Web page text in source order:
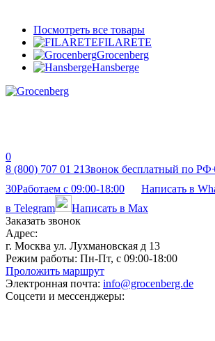
Посмотреть все товары
FILARETE
Grocenberg
Hansberge
0
8 (800) 707 01 21Звонок бесплатный по РФ
30Работаем с 09:00-18:00 Написать в
в Telegram
Написать в Max
Заказать звонок
Адрес:
г. Москва ул. Лухмановская д 13
Режим работы: Пн-Пт, с 09:00-18:00
Проложить маршрут
Электронная почта: info@grocenberg.de
Соцсети и мессенджеры: